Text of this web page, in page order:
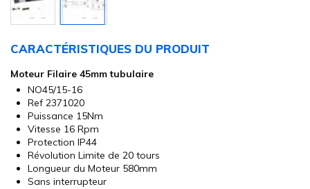
to
the
beginning
the
images
gallery
CARACTÉRISTIQUES DU PRODUIT
Moteur Filaire 45mm tubulaire
NO45/15-16
Ref 2371020
Puissance 15Nm
Vitesse 16 Rpm
Protection IP44
Révolution Limite de 20 tours
Longueur du Moteur 580mm
Sans interrupteur